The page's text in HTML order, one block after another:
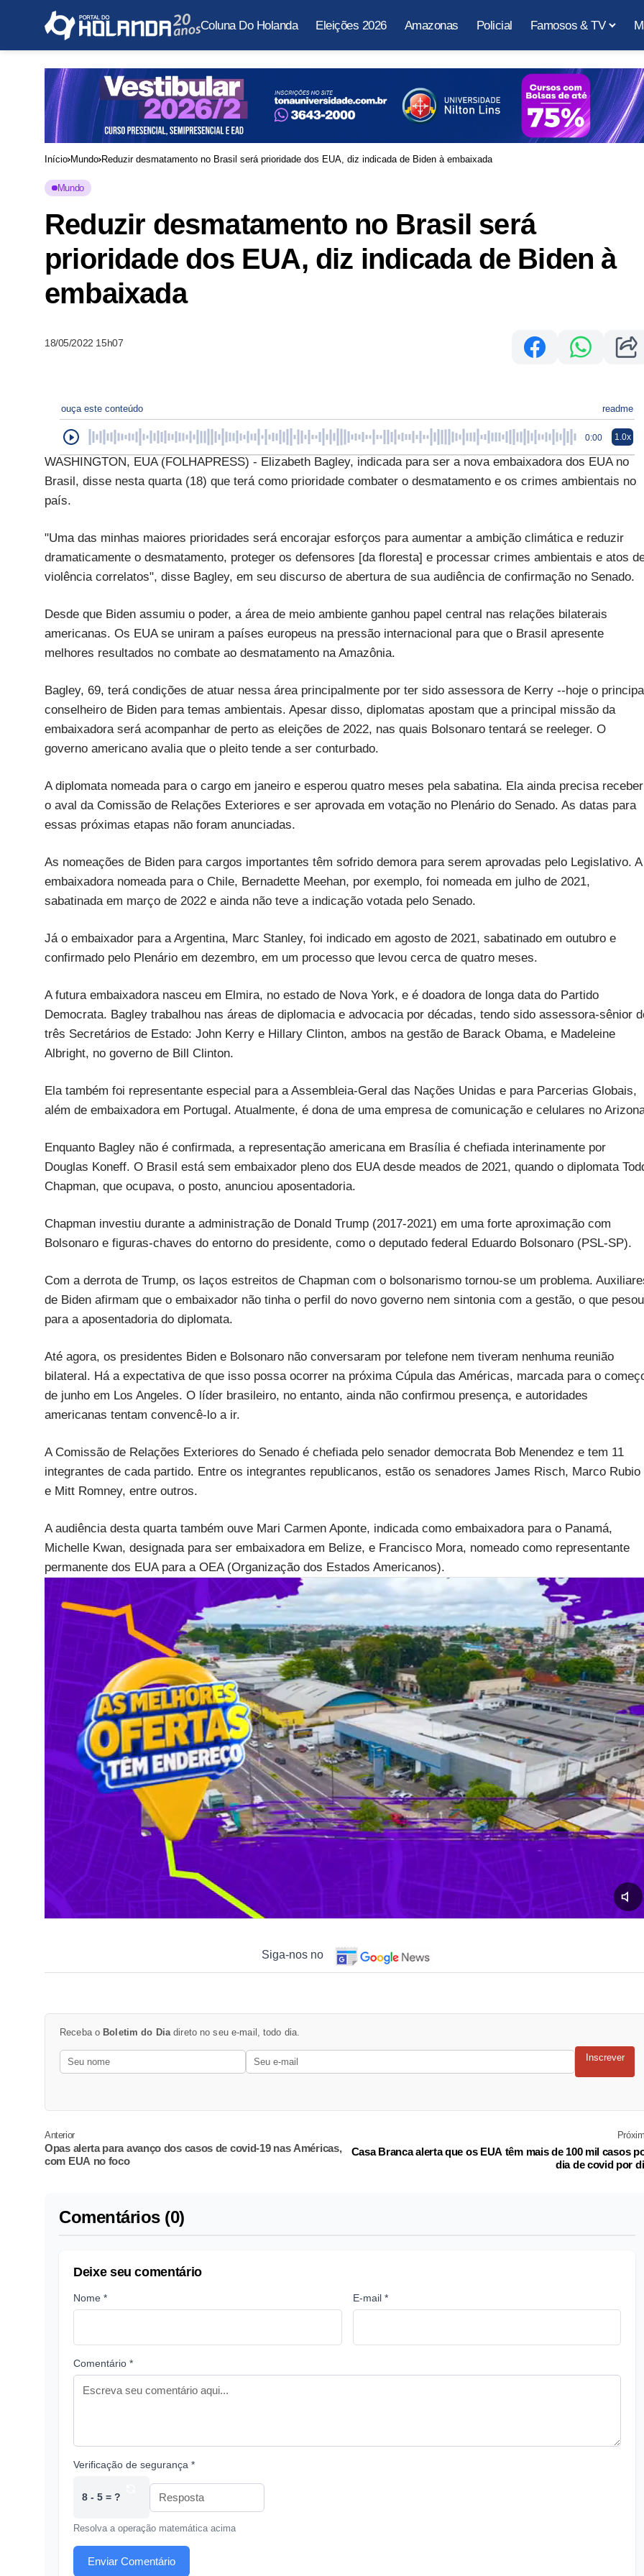
Coluna Do Holanda Eleições 2026 Amazonas Policial Famosos & TV
Início Mundo Reduzir desmatamento no Brasil será prioridade dos EUA, diz indicada de Biden à embaixada
Mundo
Reduzir desmatamento no Brasil será
prioridade dos EUA, diz indicada de Biden à
embaixada
18/05/2022 15h07
ouça este conteúdo readme
0:00 1.0x
WASHINGTON, EUA (FOLHAPRESS) - Elizabeth Bagley, indicada para ser a nova embaixadora dos EUA no
Brasil, disse nesta quarta (18) que terá como prioridade combater o desmatamento e os crimes ambientais no
país.
"Uma das minhas maiores prioridades será encorajar esforços para aumentar a ambição climática e reduzir
dramaticamente o desmatamento, proteger os defensores [da floresta] e processar crimes ambientais e atos
violência correlatos", disse Bagley, em seu discurso de abertura de sua audiência de confirmação no Senado.
Desde que Biden assumiu o poder, a área de meio ambiente ganhou papel central nas relações bilaterais
americanas. Os EUA se uniram a países europeus na pressão internacional para que o Brasil apresente
melhores resultados no combate ao desmatamento na Amazônia.
Bagley, 69, terá condições de atuar nessa área principalmente por ter sido assessora de Kerry --hoje o
conselheiro de Biden para temas ambientais. Apesar disso, diplomatas apostam que a principal missão da
embaixadora será acompanhar de perto as eleições de 2022, nas quais Bolsonaro tentará se reeleger. O
governo americano avalia que o pleito tende a ser conturbado.
A diplomata nomeada para o cargo em janeiro e esperou quatro meses pela sabatina. Ela ainda precisa receber
o aval da Comissão de Relações Exteriores e ser aprovada em votação no Plenário do Senado. As datas para
essas próximas etapas não foram anunciadas.
As nomeações de Biden para cargos importantes têm sofrido demora para serem aprovadas pelo Legislativo. A
embaixadora nomeada para o Chile, Bernadette Meehan, por exemplo, foi nomeada em julho de 2021,
sabatinada em março de 2022 e ainda não teve a indicação votada pelo Senado.
Já o embaixador para a Argentina, Marc Stanley, foi indicado em agosto de 2021, sabatinado em outubro e
confirmado pelo Plenário em dezembro, em um processo que levou cerca de quatro meses.
A futura embaixadora nasceu em Elmira, no estado de Nova York, e é doadora de longa data do Partido
Democrata. Bagley trabalhou nas áreas de diplomacia e advocacia por décadas, tendo sido assessora-sênior
três Secretários de Estado: John Kerry e Hillary Clinton, ambos na gestão de Barack Obama, e Madeleine
Albright, no governo de Bill Clinton.
Ela também foi representante especial para a Assembleia-Geral das Nações Unidas e para Parcerias Globais,
além de embaixadora em Portugal. Atualmente, é dona de uma empresa de comunicação e celulares no
Enquanto Bagley não é confirmada, a representação americana em Brasília é chefiada interinamente por
Douglas Koneff. O Brasil está sem embaixador pleno dos EUA desde meados de 2021, quando o diplomata
Chapman, que ocupava, o posto, anunciou aposentadoria.
Chapman investiu durante a administração de Donald Trump (2017-2021) em uma forte aproximação com
Bolsonaro e figuras-chaves do entorno do presidente, como o deputado federal Eduardo Bolsonaro (PSL-SP).
Com a derrota de Trump, os laços estreitos de Chapman com o bolsonarismo tornou-se um problema.
de Biden afirmam que o embaixador não tinha o perfil do novo governo nem sintonia com a gestão, o que pesou
para a aposentadoria do diplomata.
Até agora, os presidentes Biden e Bolsonaro não conversaram por telefone nem tiveram nenhuma reunião
bilateral. Há a expectativa de que isso possa ocorrer na próxima Cúpula das Américas, marcada para o
de junho em Los Angeles. O líder brasileiro, no entanto, ainda não confirmou presença, e autoridades
americanas tentam convencê-lo a ir.
A Comissão de Relações Exteriores do Senado é chefiada pelo senador democrata Bob Menendez e tem 11
integrantes de cada partido. Entre os integrantes republicanos, estão os senadores James Risch, Marco Rubio
e Mitt Romney, entre outros.
A audiência desta quarta também ouve Mari Carmen Aponte, indicada como embaixadora para o Panamá,
Michelle Kwan, designada para ser embaixadora em Belize, e Francisco Mora, nomeado como representante
permanente dos EUA para a OEA (Organização dos Estados Americanos).
Siga-nos no
Receba o Boletim do Diadireto no seu e-mail, todo dia.
Inscrever
Anterior
Opas alerta para avanço dos casos de covid-19 nas Américas,
com EUA no foco
Casa Branca alerta que os EUA têm mais de 100 mil casos
dia de covid por
Comentários (0)
Deixe seu comentário
Nome * E-mail *
Comentário *
Verificação de segurança *
8 - 5 = ?
Resolva a operação matemática acima
Enviar Comentário